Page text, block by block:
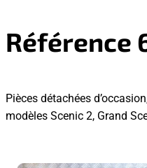
Référence
Pièces détachées
modèles Scenic 2, Grand